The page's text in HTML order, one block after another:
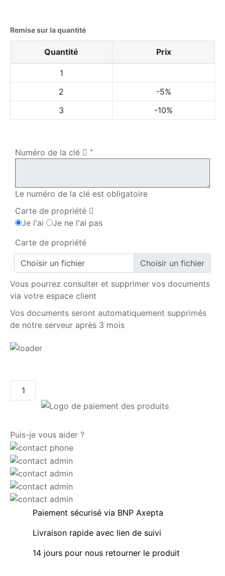
Remise sur la quantité
Quantité Prix
1
2
-5%
3
-10%
Numéro de la clé *
Le numéro de la clé est obligatoire
Carte de propriété
Je l'ai
Je ne l'ai pas
Carte de propriété
Choisir un fichier
Vous pourrez consulter et supprimer vos documents
via votre espace client
Vos documents seront automatiquement supprimés
de notre serveur après 3 mois
Puis-je vous aider ?
Paiement sécurisé via BNP Axepta
Livraison rapide avec lien de suivi
14 jours pour nous retourner le produit